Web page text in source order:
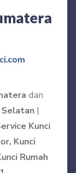
dan
|
Kunci
Kunci
Rumah